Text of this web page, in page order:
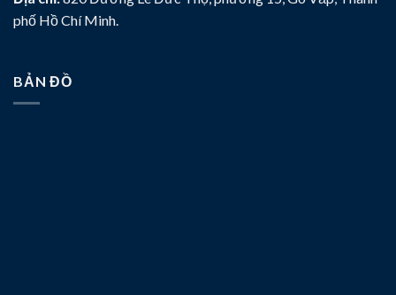
phố Hồ Chí Minh.
BẢN ĐỒ